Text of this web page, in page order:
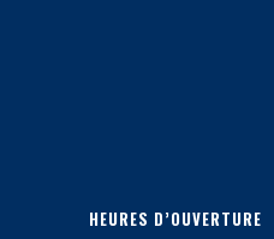
HEURES D’OUVERTURE